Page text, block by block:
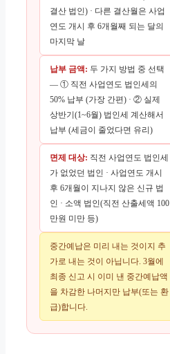
결산 법인) · 다른 결산월은 사업
연도 개시 후 6개월째 되는 달의
마지막 날
납부 금액: 두 가지 방법 중 선택
— ① 직전 사업연도 법인세의
50% 납부 (가장 간편) · ② 실제
상반기(1~6월) 법인세 계산해서
납부 (세금이 줄었다면 유리)
면제 대상: 직전 사업연도 법인세
가 없었던 법인 · 사업연도 개시
후 6개월이 지나지 않은 신규 법
인 · 소액 법인(직전 산출세액 100
만원 미만 등)
중간예납은 미리 내는 것이지 추
가로 내는 것이 아닙니다. 3월에
최종 신고 시 이미 낸 중간예납액
을 차감한 나머지만 납부(또는 환
급)합니다.